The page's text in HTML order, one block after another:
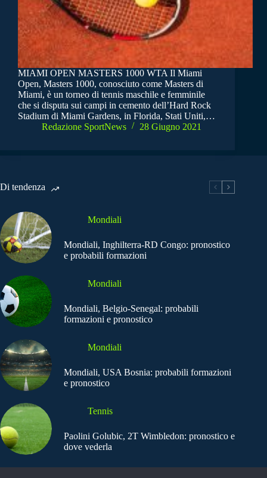
MIAMI OPEN MASTERS 1000 WTA Il Miami
Open, Masters 1000, conosciuto come Masters di
Miami, è un torneo di tennis maschile e femminile
che si disputa sui campi in cemento dell’Hard Rock
Stadium di Miami Gardens, in Florida, Stati Uniti,…
Redazione SportNews
28 Giugno 2021
Di tendenza
Mondiali
Mondiali, Inghilterra-RD Congo: pronostico
e probabili formazioni
Mondiali
Mondiali, Belgio-Senegal: probabili
formazioni e pronostico
Mondiali
Mondiali, USA Bosnia: probabili formazioni
e pronostico
Tennis
Paolini Golubic, 2T Wimbledon: pronostico e
dove vederla